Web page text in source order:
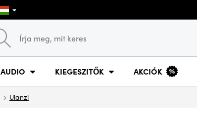
AUDIO KIEGESZITŐK AKCIÓK
Ulanzi